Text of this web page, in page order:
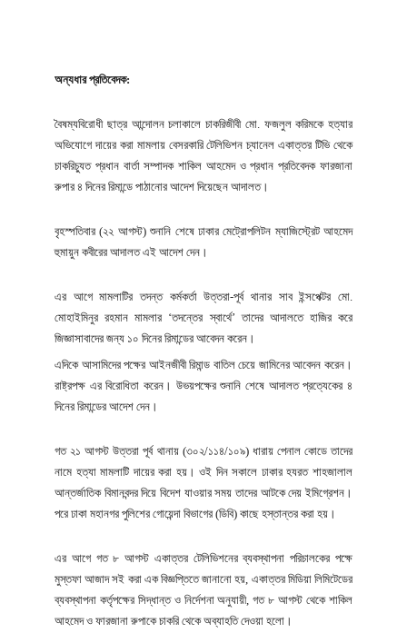
অন্যধার প্রতিবেদক:
বৈষম্যবিরোধী ছাত্র আন্দোলন চলাকালে চাকরিজীবী মো. ফজলুল করিমকে হত্যার
অভিযোগে দায়ের করা মামলায় বেসরকারি টেলিভিশন চ্যানেল একাত্তর টিভি থেকে
চাকরিচ্যুত প্রধান বার্তা সম্পাদক শাকিল আহমেদ ও প্রধান প্রতিবেদক ফারজানা
রুপার ৪ দিনের রিমান্ডে পাঠানোর আদেশ দিয়েছেন আদালত।
বৃহস্পতিবার (২২ আগস্ট) শুনানি শেষে ঢাকার মেট্রোপলিটন ম্যাজিস্ট্রেট আহমেদ
হুমায়ুন কবীরের আদালত এই আদেশ দেন।
এর আগে মামলাটির তদন্ত কর্মকর্তা উত্তরা-পূর্ব থানার সাব ইন্সপেক্টর মো.
মোহাইমিনুর রহমান মামলার ‘তদন্তের স্বার্থে’ তাদের আদালতে হাজির করে
জিজ্ঞাসাবাদের জন্য ১০ দিনের রিমান্ডের আবেদন করেন।
এদিকে আসামিদের পক্ষের আইনজীবী রিমান্ড বাতিল চেয়ে জামিনের আবেদন করেন।
রাষ্ট্রপক্ষ এর বিরোধিতা করেন। উভয়পক্ষের শুনানি শেষে আদালত প্রত্যেকের ৪
দিনের রিমান্ডের আদেশ দেন।
গত ২১ আগস্ট উত্তরা পূর্ব থানায় (৩০২/১১৪/১০৯) ধারায় পেনাল কোডে তাদের
নামে হত্যা মামলাটি দায়ের করা হয়। ওই দিন সকালে ঢাকার হযরত শাহজালাল
আন্তর্জাতিক বিমানবন্দর দিয়ে বিদেশ যাওয়ার সময় তাদের আটকে দেয় ইমিগ্রেশন।
পরে ঢাকা মহানগর পুলিশের গোয়েন্দা বিভাগের (ডিবি) কাছে হস্তান্তর করা হয়।
এর আগে গত ৮ আগস্ট একাত্তর টেলিভিশনের ব্যবস্থাপনা পরিচালকের পক্ষে
মুস্তফা আজাদ সই করা এক বিজ্ঞপ্তিতে জানানো হয়, একাত্তর মিডিয়া লিমিটেডের
ব্যবস্থাপনা কর্তৃপক্ষের সিদ্ধান্ত ও নির্দেশনা অনুযায়ী, গত ৮ আগস্ট থেকে শাকিল
আহমেদ ও ফারজানা রুপাকে চাকরি থেকে অব্যাহতি দেওয়া হলো।